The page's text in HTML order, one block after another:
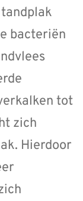
bacteriën
tot
zich
Hierdoor